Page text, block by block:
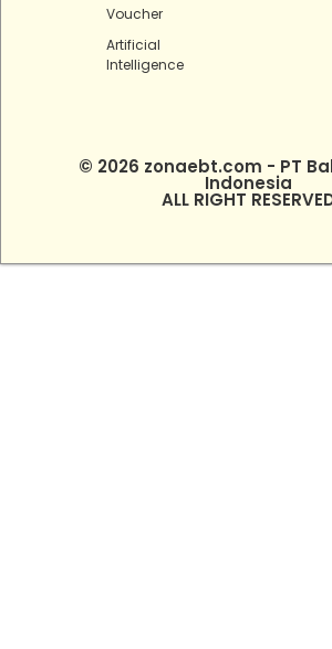
Voucher
Artificial
Intelligence
© 2026 zonaebt.com - PT
Indonesia
ALL RIGHT